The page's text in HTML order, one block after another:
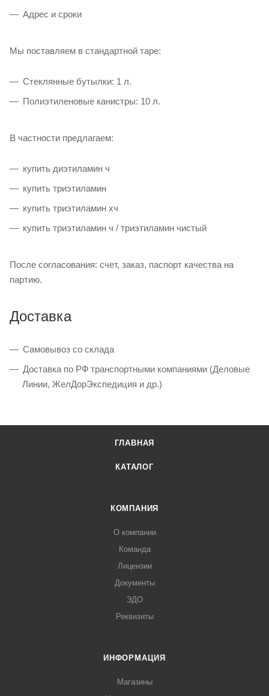
Адрес и сроки
Мы поставляем в стандартной таре:
Стеклянные бутылки: 1 л.
Полиэтиленовые канистры: 10 л.
В частности предлагаем:
купить диэтиламин ч
купить триэтиламин
купить триэтиламин хч
купить триэтиламин ч / триэтиламин чистый
После согласования: счет, заказ, паспорт качества на
партию.
Доставка
Самовывоз со склада
Доставка по РФ транспортными компаниями (Деловые
Линии, ЖелДорЭкспедиция и др.)
ГЛАВНАЯ
КАТАЛОГ
КОМПАНИЯ
О компании
Команда
Лицензии
Документы
ЭДО
Реквизиты
ИНФОРМАЦИЯ
Магазины